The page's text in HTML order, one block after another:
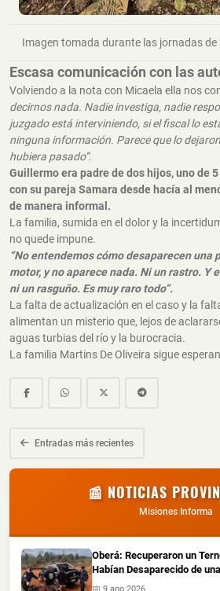
Imagen tomada durante las jornadas de
Escasa comunicación con las
Volviendo a la nota con Micaela ella nos
decirnos nada. Nadie investiga, nadie
juzgado está interviniendo, si el fiscal lo
ninguna información. Parece que lo
hubiera pasado”.
Guillermo era padre de dos hijos, uno de
con su pareja Samara desde hacía al
de manera informal.
La familia, sumida en el dolor y la
no quede impune.
“No entendemos cómo desaparecen una
motor, y no aparece nada. Ni un rastro. Y
ni un rasguño. Es muy raro todo”.
La falta de actualización en el caso y la
alimentan un misterio que, lejos de
aguas turbias del río y la burocracia.
La familia Martins De Oliveira sigue
Entradas más recientes
📰 NOTICIAS
Misiones Informa
Oberá: Recuperaron un
Habían Desaparecido de